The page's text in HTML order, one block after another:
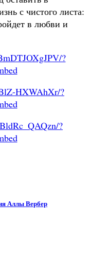
с чистого листа:
в любви и
?
HXWAhXr/?
?
Аллы Вербер